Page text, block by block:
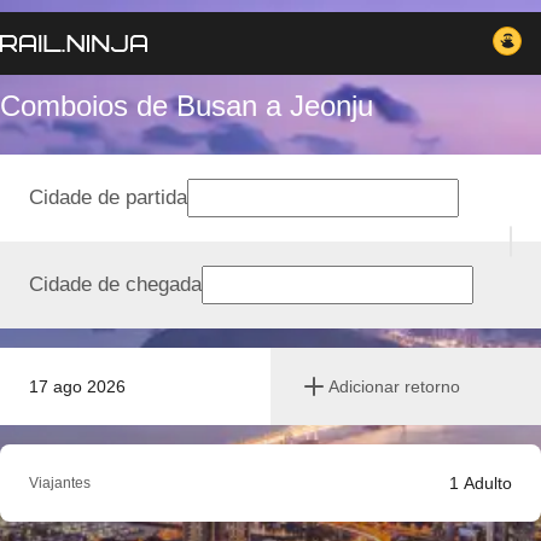
Comboios de Busan a Jeonju
17 ago 2026 Adicionar retorno
Cidade de partida
Cidade de chegada
Viajantes 1 Adulto